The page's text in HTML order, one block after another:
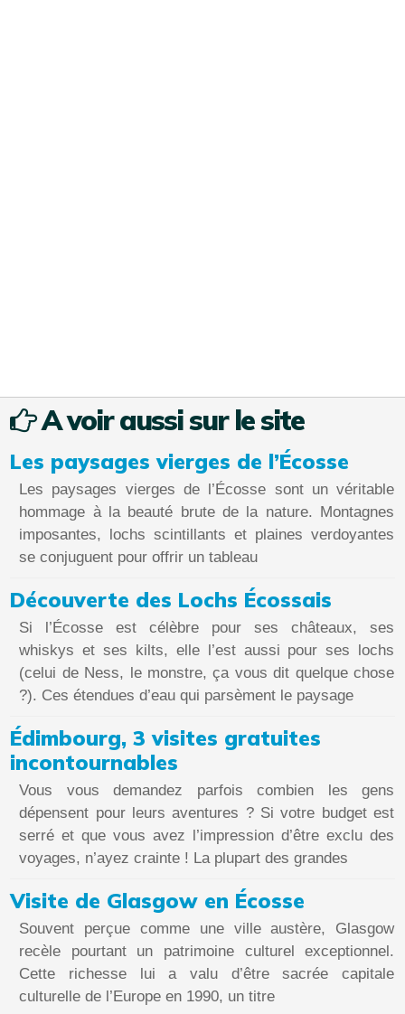
A voir aussi sur le site
Les paysages vierges de l’Écosse
Les paysages vierges de l’Écosse sont un véritable
hommage à la beauté brute de la nature. Montagnes
imposantes, lochs scintillants et plaines verdoyantes
se conjuguent pour offrir un tableau
Découverte des Lochs Écossais
Si l’Écosse est célèbre pour ses châteaux, ses
whiskys et ses kilts, elle l’est aussi pour ses lochs
(celui de Ness, le monstre, ça vous dit quelque chose
?). Ces étendues d’eau qui parsèment le paysage
Édimbourg, 3 visites gratuites
incontournables
Vous vous demandez parfois combien les gens
dépensent pour leurs aventures ? Si votre budget est
serré et que vous avez l’impression d’être exclu des
voyages, n’ayez crainte ! La plupart des grandes
Visite de Glasgow en Écosse
Souvent perçue comme une ville austère, Glasgow
recèle pourtant un patrimoine culturel exceptionnel.
Cette richesse lui a valu d’être sacrée capitale
culturelle de l’Europe en 1990, un titre